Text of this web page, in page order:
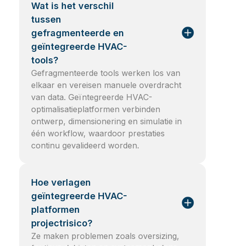
Wat is het verschil
tussen
gefragmenteerde en
geïntegreerde HVAC-
tools?
Gefragmenteerde tools werken los van
elkaar en vereisen manuele overdracht
van data. Geïntegreerde HVAC-
optimalisatieplatformen verbinden
ontwerp, dimensionering en simulatie in
één workflow, waardoor prestaties
continu gevalideerd worden.
Hoe verlagen
geïntegreerde HVAC-
platformen
projectrisico?
Ze maken problemen zoals oversizing,